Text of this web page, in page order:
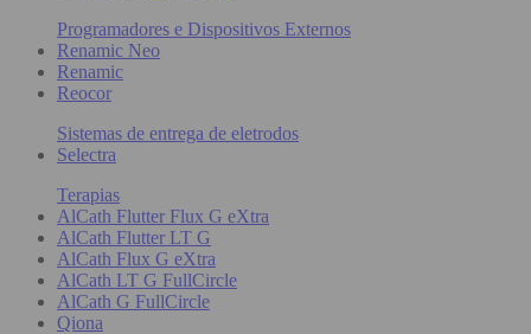
Programadores e Dispositivos Externos
Renamic Neo
Renamic
Reocor
Sistemas de entrega de eletrodos
Selectra
Terapias
AlCath Flutter Flux G eXtra
AlCath Flutter LT G
AlCath Flux G eXtra
AlCath LT G FullCircle
AlCath G FullCircle
Qiona